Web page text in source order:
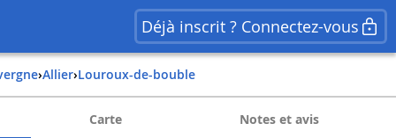
Déjà inscrit ? Connectez-vous
› allier› louroux-de-bouble
Carte Notes et avis